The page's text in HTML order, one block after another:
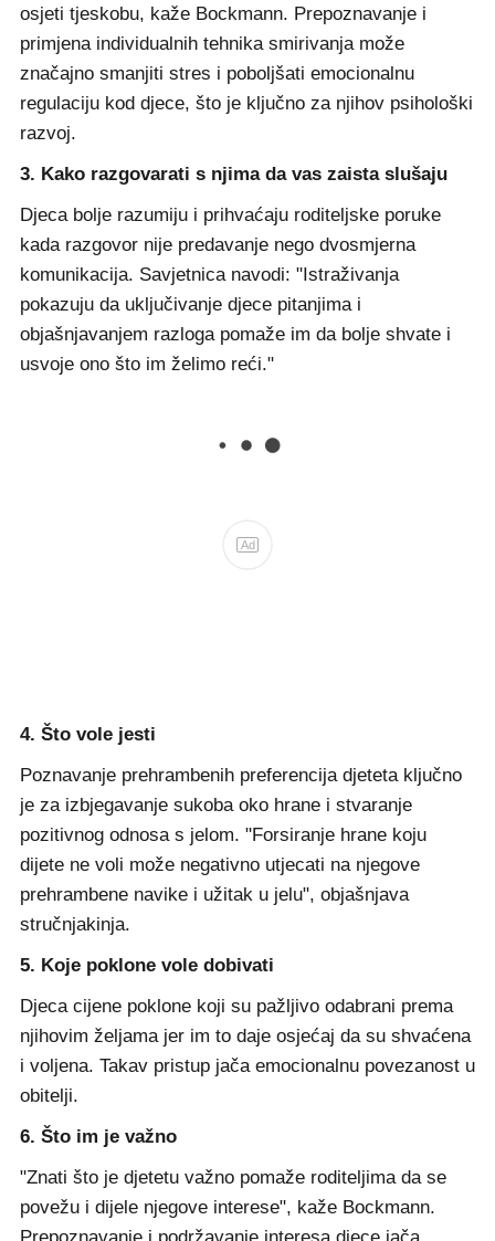
osjeti tjeskobu, kaže Bockmann. Prepoznavanje i
primjena individualnih tehnika smirivanja može
značajno smanjiti stres i poboljšati emocionalnu
regulaciju kod djece, što je ključno za njihov psihološki
razvoj.
3. Kako razgovarati s njima da vas zaista slušaju
Djeca bolje razumiju i prihvaćaju roditeljske poruke
kada razgovor nije predavanje nego dvosmjerna
komunikacija. Savjetnica navodi: "Istraživanja
pokazuju da uključivanje djece pitanjima i
objašnjavanjem razloga pomaže im da bolje shvate i
usvoje ono što im želimo reći."
Ad
4. Što vole jesti
Poznavanje prehrambenih preferencija djeteta ključno
je za izbjegavanje sukoba oko hrane i stvaranje
pozitivnog odnosa s jelom. "Forsiranje hrane koju
dijete ne voli može negativno utjecati na njegove
prehrambene navike i užitak u jelu", objašnjava
stručnjakinja.
5. Koje poklone vole dobivati
Djeca cijene poklone koji su pažljivo odabrani prema
njihovim željama jer im to daje osjećaj da su shvaćena
i voljena. Takav pristup jača emocionalnu povezanost u
obitelji.
6. Što im je važno
"Znati što je djetetu važno pomaže roditeljima da se
povežu i dijele njegove interese", kaže Bockmann.